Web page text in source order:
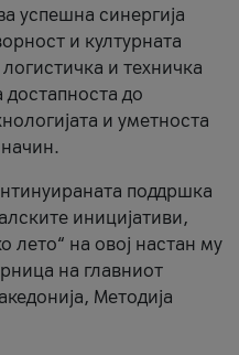
успешна синергија
и културната
и техничка
достапноста до
и уметноста
поддршка
иницијативи,
лето“ на овој настан му
на главниот
Методија